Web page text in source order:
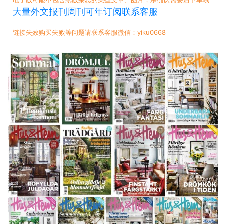
大量外文报刊周刊可年订阅联系客服
链接失效购买失败等问题请联系客服微信：yiku0668